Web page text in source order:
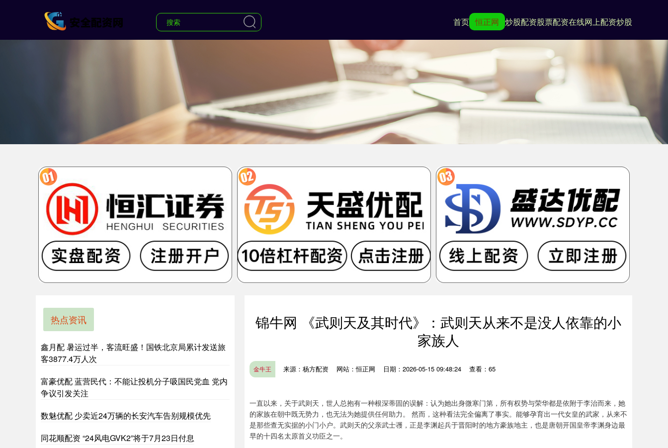
首页 恒正网 炒股配资股票配资在线网上配资炒股
锦牛网 《武则天及其时代》：武则天从来不是没人依靠的小
家族人
金牛王 来源：杨方配资 网站：恒正网 日期：2026-05-15 09:48:24 查看：65
一直以来，关于武则天，世人总抱有一种根深蒂固的误解：认为她出身微寒门第，所有权势与荣华都是依附于李治而来，她
的家族在朝中既无势力，也无法为她提供任何助力。 然而，这种看法完全偏离了事实。能够孕育出一代女皇的武家，从来不
是那些查无实据的小门小户。武则天的父亲武士彟，正是李渊起兵于晋阳时的地方豪族地主，也是唐朝开国皇帝李渊身边最
早的十四名太原首义功臣之一。
热点资讯
鑫月配 暑运过半，客流旺盛！国铁北京局累计发送旅
客3877.4万人次
富豪优配 蓝营民代：不能让投机分子吸国民党血 党内
争议引发关注
数魅优配 少卖近24万辆的长安汽车告别规模优先
同花顺配资 “24风电GVK2”将于7月23日付息